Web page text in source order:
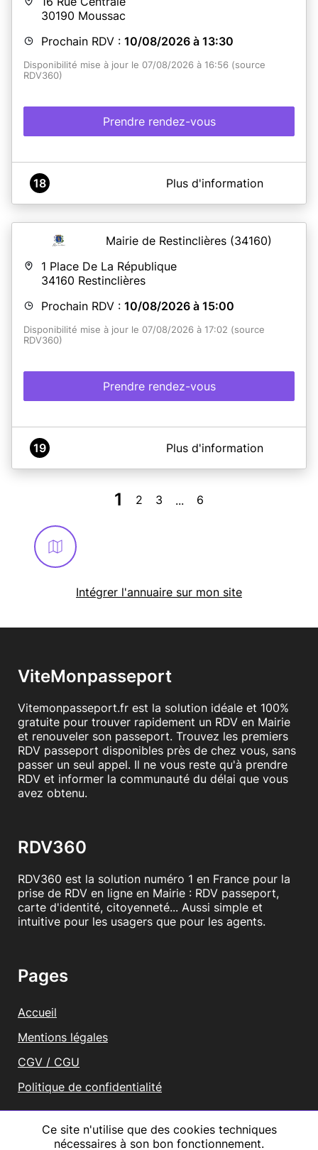
30190 Moussac
Prochain RDV : 10/08/2026 à 13:30
Disponibilité mise à jour le 07/08/2026 à 16:56 (source
RDV360)
Prendre rendez-vous
A propos de Mairie de Moussac
En savoir plus
18 Plus d'information
Mairie de Restinclières (34160)
1 Place De La République
34160 Restinclières
Prochain RDV : 10/08/2026 à 15:00
Disponibilité mise à jour le 07/08/2026 à 17:02 (source
RDV360)
Prendre rendez-vous
A propos de Mairie de Restinclières
Vendredi : 14h00 à 18h00
19 Plus d'information
1 2 3 ... 6
Intégrer l'annuaire sur mon site
Ce site n'utilise que des cookies techniques
nécessaires à son bon fonctionnement.
ViteMonpasseport
Vitemonpasseport.fr est la solution idéale et 100%
gratuite pour trouver rapidement un RDV en Mairie
et renouveler son passeport. Trouvez les premiers
RDV passeport disponibles près de chez vous, sans
passer un seul appel. Il ne vous reste qu'à prendre
RDV et informer la communauté du délai que vous
avez obtenu.
RDV360
RDV360 est la solution numéro 1 en France pour la
prise de RDV en ligne en Mairie : RDV passeport,
carte d'identité, citoyenneté... Aussi simple et
intuitive pour les usagers que pour les agents.
Pages
Accueil
Mentions légales
CGV / CGU
Politique de confidentialité
Vous représentez une mairie ?